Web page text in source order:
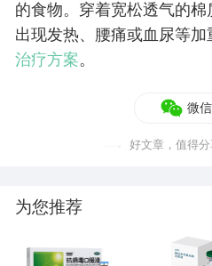
的食物。穿着宽松透气的
出现发热、腰痛或血尿等
治疗方案。
微
好文章，值得
为您推荐